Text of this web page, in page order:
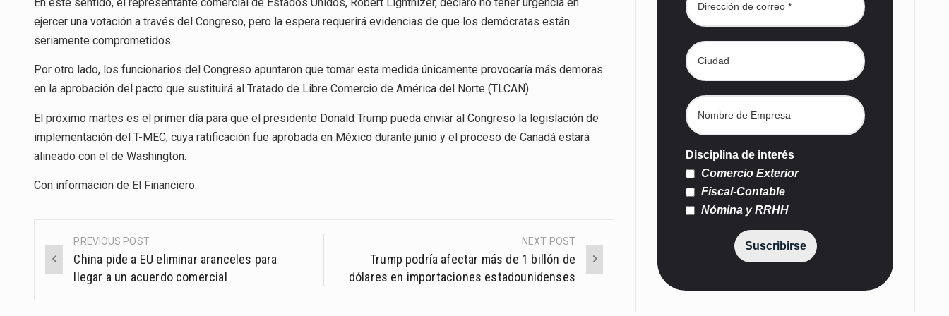
ejercer una votación a través del Congreso, pero la espera requerirá evidencias de que los demócratas están
seriamente comprometidos.
Por otro lado, los funcionarios del Congreso apuntaron que tomar esta medida únicamente provocaría más demoras
en la aprobación del pacto que sustituirá al Tratado de Libre Comercio de América del Norte (TLCAN).
El próximo martes es el primer día para que el presidente Donald Trump pueda enviar al Congreso la legislación de
implementación del T-MEC, cuya ratificación fue aprobada en México durante junio y el proceso de Canadá estará
alineado con el de Washington.
Con información de El Financiero.
Post
navigation
PREVIOUS POST
China pide a EU eliminar aranceles para
llegar a un acuerdo comercial
NEXT POST
Trump podría afectar más de 1 billón de
dólares en importaciones estadounidenses
Disciplina de interés
Comercio Exterior
Fiscal-Contable
Nómina y RRHH
Suscribirse